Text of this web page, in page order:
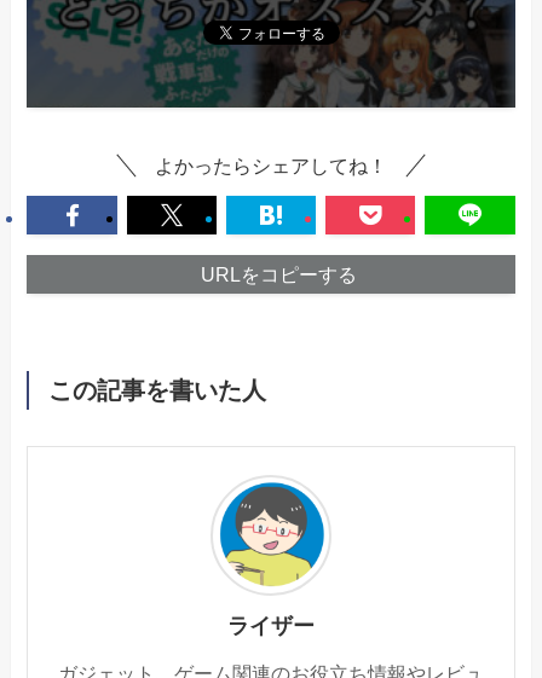
よかったらシェアしてね！
URLをコピーする
この記事を書いた人
ライザー
ガジェット、ゲーム関連のお役立ち情報やレビュ